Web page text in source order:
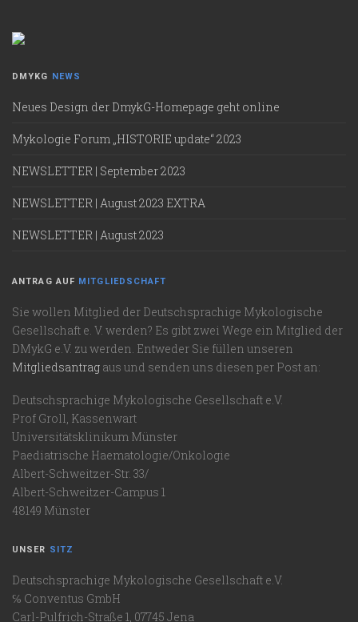
DMYKG NEWS
Neues Design der DmykG-Homepage geht online
Mykologie Forum „HISTORIE update“ 2023
NEWSLETTER | September 2023
NEWSLETTER | August 2023 EXTRA
NEWSLETTER | August 2023
ANTRAG AUF MITGLIEDSCHAFT
Sie wollen Mitglied der Deutschsprachige Mykologische
Gesellschaft e. V. werden? Es gibt zwei Wege ein Mitglied der
DMykG e.V. zu werden. Entweder Sie füllen unseren
Mitgliedsantrag aus und senden uns diesen per Post an:
Deutschsprachige Mykologische Gesellschaft e.V.
Prof Groll, Kassenwart
Universitätsklinikum Münster
Paediatrische Haematologie/Onkologie
Albert-Schweitzer-Str. 33/
Albert-Schweitzer-Campus 1
48149 Münster
UNSER SITZ
Deutschsprachige Mykologische Gesellschaft e.V.
℅ Conventus GmbH
Carl-Pulfrich-Straße 1, 07745 Jena